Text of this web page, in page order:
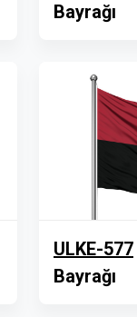
Bayrağı
ULKE-577
Bayrağı